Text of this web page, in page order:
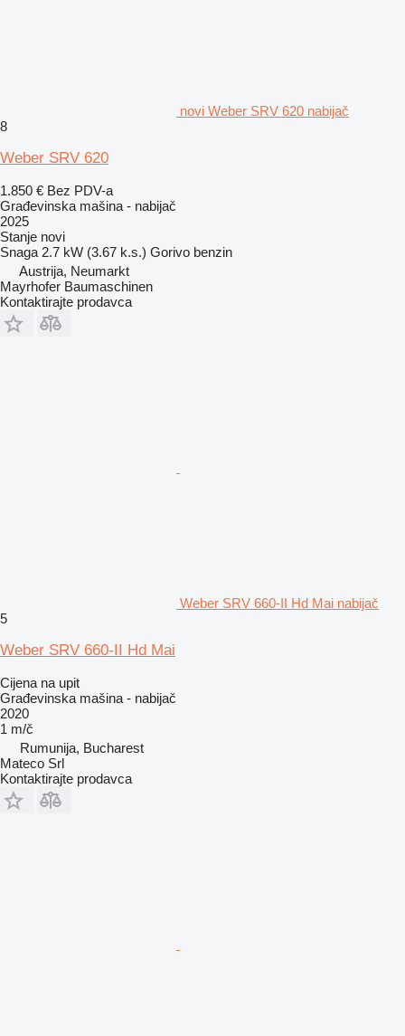
novi Weber SRV 620 nabijač
8
Weber SRV 620
1.850 € Bez PDV-a
Građevinska mašina - nabijač
2025
Stanje novi
Snaga 2.7 kW (3.67 k.s.) Gorivo benzin
Austrija, Neumarkt
Mayrhofer Baumaschinen
Kontaktirajte prodavca
Weber SRV 660-II Hd Mai nabijač
5
Weber SRV 660-II Hd Mai
Cijena na upit
Građevinska mašina - nabijač
2020
1 m/č
Rumunija, Bucharest
Mateco Srl
Kontaktirajte prodavca